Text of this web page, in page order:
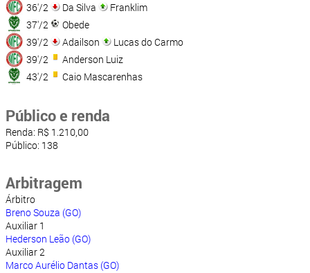
36'/2
Da Silva
Franklim
37'/2
Obede
39'/2
Adailson
Lucas do Carmo
39'/2
Anderson Luiz
43'/2
Caio Mascarenhas
Público e renda
Renda: R$ 1.210,00
Público: 138
Arbitragem
Árbitro
Breno Souza (GO)
Auxiliar 1
Hederson Leão (GO)
Auxiliar 2
Marco Aurélio Dantas (GO)